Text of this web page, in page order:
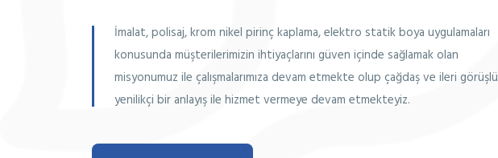
İmalat, polisaj, krom nikel pirinç kaplama, elektro statik boya uygulamaları
konusunda müşterilerimizin ihtiyaçlarını güven içinde sağlamak olan
misyonumuz ile çalışmalarımıza devam etmekte olup çağdaş ve ileri görüşlü
yenilikçi bir anlayış ile hizmet vermeye devam etmekteyiz.